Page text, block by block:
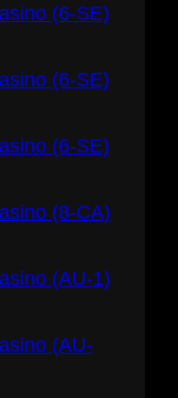
(6-SE)
(6-SE)
(6-SE)
(8-CA)
(AU-1)
(AU-